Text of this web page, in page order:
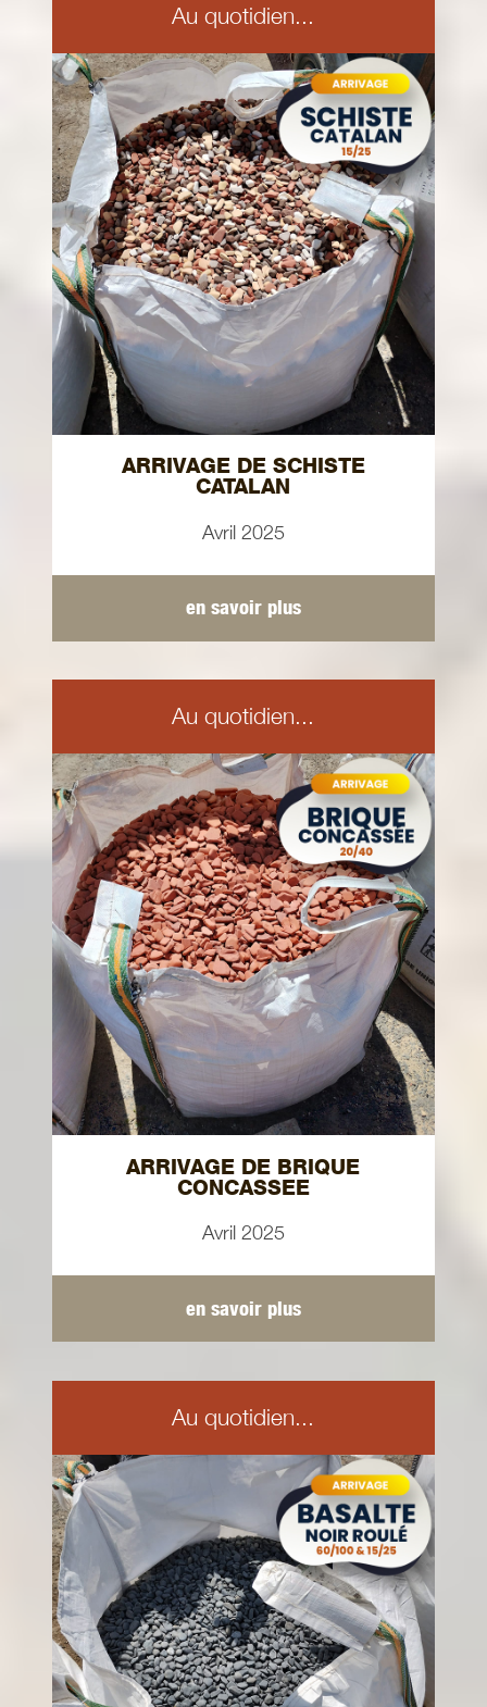
Au quotidien...
ARRIVAGE DE SCHISTE
CATALAN
Avril 2025
en savoir plus
Au quotidien...
ARRIVAGE DE BRIQUE
CONCASSEE
Avril 2025
en savoir plus
Au quotidien...